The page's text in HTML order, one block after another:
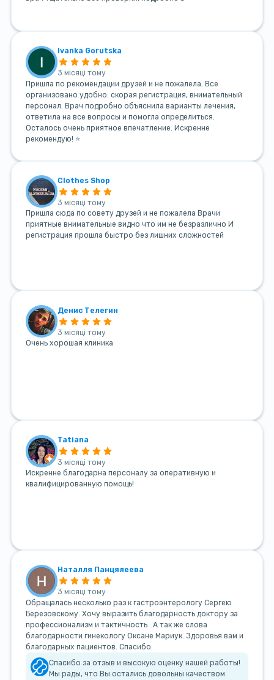
Ivanka Gorutska
3 місяці тому
Пришла по рекомендации друзей и не пожалела. Все
организовано удобно: скорая регистрация, внимательный
персонал. Врач подробно объяснила варианты лечения,
ответила на все вопросы и помогла определиться.
Осталось очень приятное впечатление. Искренне
рекомендую! ⭐
Clothes Shop
3 місяці тому
Пришла сюда по совету друзей и не пожалела Врачи
приятные внимательные видно что им не безразлично И
регистрация прошла быстро без лишних сложностей
Денис Телегин
3 місяці тому
Очень хорошая клиника
Tatiana
3 місяці тому
Искренне благодарна персоналу за оперативную и
квалифицированную помощь!
Наталля Панцялеева
3 місяці тому
Обращалась несколько раз к гастроэнтерологу Сергею
Березовскому. Хочу выразить благодарность доктору за
профессионализм и тактичность . А так же слова
благодарности гинекологу Оксане Мариук. Здоровья вам и
благодарных пациентов. Спасибо.
Спасибо за отзыв и высокую оценку нашей работы!
Мы рады, что Вы остались довольны качеством